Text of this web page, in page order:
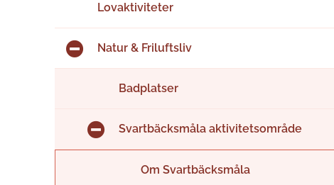
Lovaktiviteter
Natur & Friluftsliv
Badplatser
Svartbäcksmåla aktivitetsområde
Om Svartbäcksmåla